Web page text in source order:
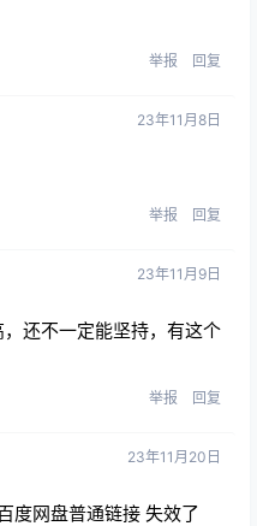
举报 回复
23年11月8日
举报 回复
23年11月9日
还不一定能坚持，有这个
举报 回复
23年11月20日
度网盘普通链接 失效了